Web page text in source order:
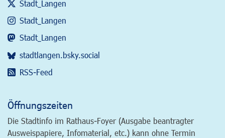
Stadt_Langen
Stadt_Langen
Stadt_Langen
stadtlangen.bsky.social
RSS-Feed
Öffnungszeiten
Die Stadtinfo im Rathaus-Foyer (Ausgabe beantragter
Ausweispapiere, Infomaterial, etc.) kann ohne Termin